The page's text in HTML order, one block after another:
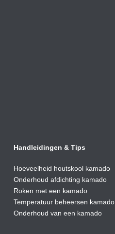
Handleidingen & Tips
Hoeveelheid houtskool kamado
Onderhoud afdichting kamado
Roken met een kamado
Temperatuur beheersen kamado
Onderhoud van een kamado